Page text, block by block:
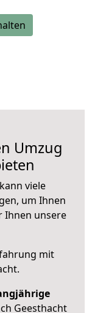
Umzug
viele
um Ihnen
Ihnen unsere
mit
.
Geesthacht